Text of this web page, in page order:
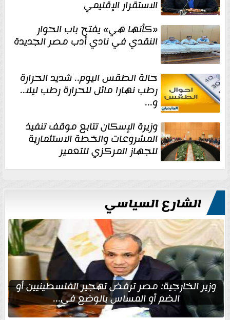
الاستقرار الإقليمي
«كأنها هي» يفتح باب الحوار
النقدي في نادي أدب مصر الجديدة
حالة الطقس اليوم.. شديد الحرارة
رطب نهارا مائل للحرارة رطب ليلا..
و...
وزيرة الإسكان تتابع موقف تنفيذ
المشروعات والخطة الاستثمارية
للجهاز المركزي للتعمير
الشارع السياسي
وزير الخارجية: مصر ترفض تهجير الفلسطينيين أو
الضم أو المساس بالوضع في...